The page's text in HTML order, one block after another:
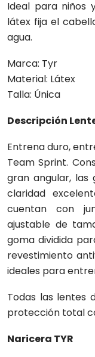
Ideal para niños
látex fija el
agua.
Marca: Tyr
Material: Látex
Talla: Única
Descripción
Entrena duro,
Team Sprint.
gran angular, las
claridad
cuentan con
ajustable de
goma dividida
revestimiento
ideales para
Todas las lentes
protección total
Naricera TYR